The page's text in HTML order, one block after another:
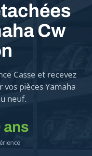
Cw
Casse et recevez
vos pièces Yamaha
neuf.
ans